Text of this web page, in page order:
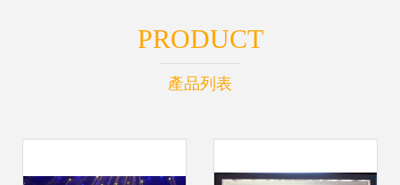
PRODUCT
產品列表